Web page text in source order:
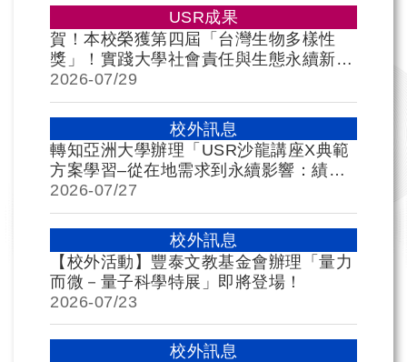
USR成果
賀！本校榮獲第四屆「台灣生物多樣性
獎」！實踐大學社會責任與生態永續新典
範 🌱
2026-07/29
校外訊息
轉知亞洲大學辦理「USR沙龍講座X典範
方案學習–從在地需求到永續影響：績優
社會實踐方案的行動策略」
2026-07/27
校外訊息
【校外活動】豐泰文教基金會辦理「量力
而微－量子科學特展」即將登場！
2026-07/23
校外訊息